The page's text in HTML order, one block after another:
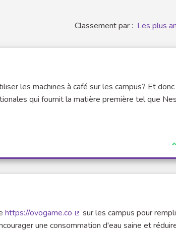
Classement par : Les plus
les machines à café sur les campus? Et
qui fournit la matière première tel que
https://ovogame.co
(Lien externe)
sur les campus pour
une consommation d'eau saine et